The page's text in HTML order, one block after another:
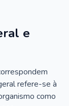
e
refere-se à
como